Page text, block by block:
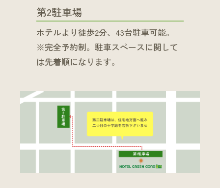
第2駐車場
ホテルより徒歩2分、43台駐車可能。
※完全予約制。駐車スペースに関して
は先着順になります。